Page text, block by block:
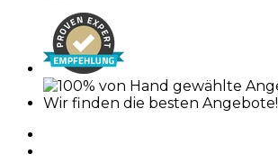
Wir finden die besten Angebote!